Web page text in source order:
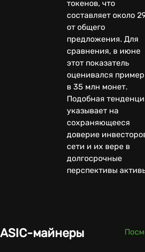
токенов, что
составляет около
от общего
предложения. Для
сравнения, в июне
этот показатель
оценивался
в 35 млн монет.
Подобная
указывает на
сохраняющееся
доверие
сети и их вере в
долгосрочные
перспективы
ASIC-майнеры